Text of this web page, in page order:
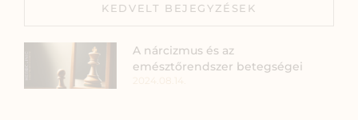
KEDVELT BEJEGYZÉSEK
A nárcizmus és az
emésztőrendszer betegségei